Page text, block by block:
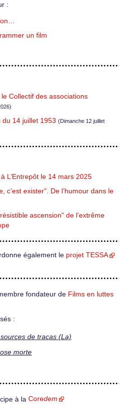
:
un film
Collectif des associations
du 14 juillet 1953 (Dimanche 12 juillet
L’Entrepôt le 14 mars 2025
c’est exister". De l’humour dans le
ascension" de l’extrême
également le projet TESSA
fondateur de Films en luttes
:
de tracas (La)
morte
à la Coredem